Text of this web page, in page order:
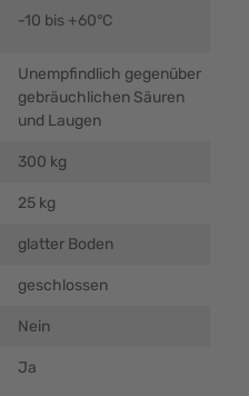
-10 bis +60°C
Unempfindlich gegenüber
gebräuchlichen Säuren
und Laugen
300 kg
25 kg
glatter Boden
geschlossen
Nein
Ja